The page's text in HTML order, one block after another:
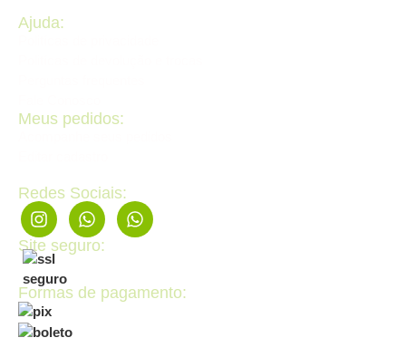
Ajuda:
Meus pedidos:
Redes Sociais:
Site seguro:
Formas de pagamento: